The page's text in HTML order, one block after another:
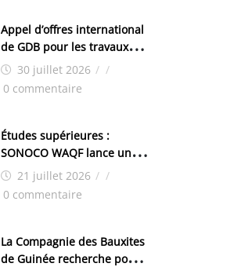
Appel d’offres international
de GDB pour les travaux
d’aménagement de la zone
industrielle de FANDJE
30 juillet 2026 / /
0 commentaire
Études supérieures :
SONOCO WAQF lance un
programme de bourses
pour la Malaisie
21 juillet 2026 / /
0 commentaire
La Compagnie des Bauxites
de Guinée recherche pour